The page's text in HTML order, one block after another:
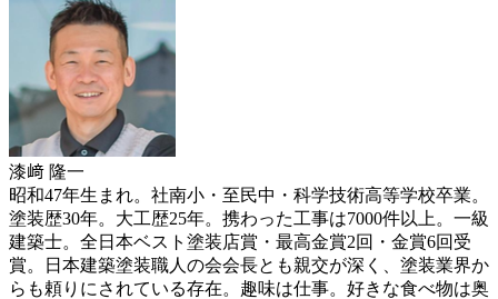
漆﨑 隆一
昭和47年生まれ。社南小・至民中・科学技術高等学校卒業。
塗装歴30年。大工歴25年。携わった工事は7000件以上。一級
建築士。全日本ベスト塗装店賞・最高金賞2回・金賞6回受
賞。日本建築塗装職人の会会長とも親交が深く、塗装業界か
らも頼りにされている存在。趣味は仕事。好きな食べ物は奥